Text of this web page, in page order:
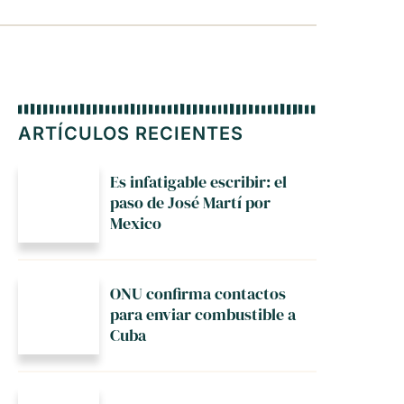
ARTÍCULOS RECIENTES
Es infatigable escribir: el
paso de José Martí por
Mexico
ONU confirma contactos
para enviar combustible a
Cuba